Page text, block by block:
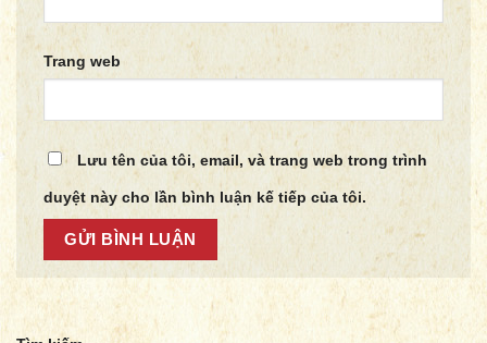
Trang web
Lưu tên của tôi, email, và trang web trong trình
duyệt này cho lần bình luận kế tiếp của tôi.